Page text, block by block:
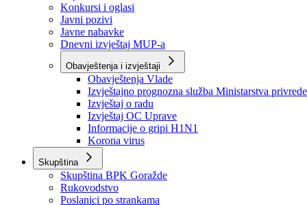
Sve vijesti
Izdvojeno
Najave
Konkursi i oglasi
Javni pozivi
Javne nabavke
Dnevni izvještaj MUP-a
Obavještenja i izvještaji
Obavještenja Vlade
Izvještajno prognozna služba Ministarstva privrede
Izvještaj o radu
Izvještaj OC Uprave
Informacije o gripi H1N1
Korona virus
Skupština